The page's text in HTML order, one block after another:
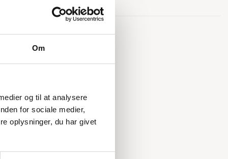
Om
og til at analysere
for sociale medier,
oplysninger, du har givet
Relaterede varer